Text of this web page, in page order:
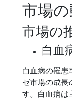
市場の
市場の
白血
白血病の罹患
ゼ市場の成長
す。白血病は